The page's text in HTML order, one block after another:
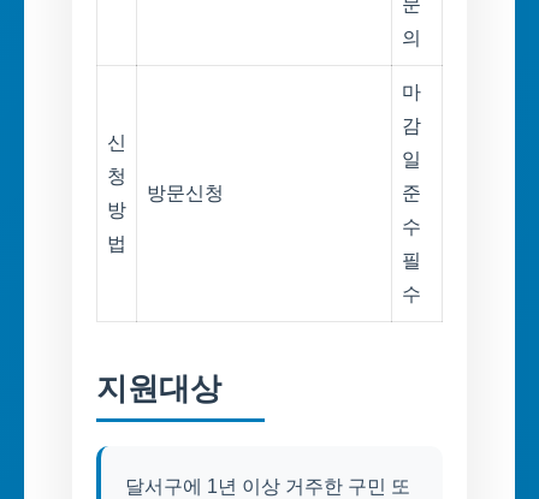
문
의
신
청
방
법
방문신청
마
감
일
준
수
필
수
지원대상
달서구에 1년 이상 거주한 구민 또